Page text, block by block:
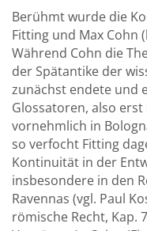
Berühmt wurde die
Fitting und Max Cohn
Während Cohn die
der Spätantike der
zunächst endete und
Glossatoren, also
vornehmlich in
so verfocht Fitting
Kontinuität in der
insbesondere in den
Ravennas (vgl. Paul
römische Recht, Kap.